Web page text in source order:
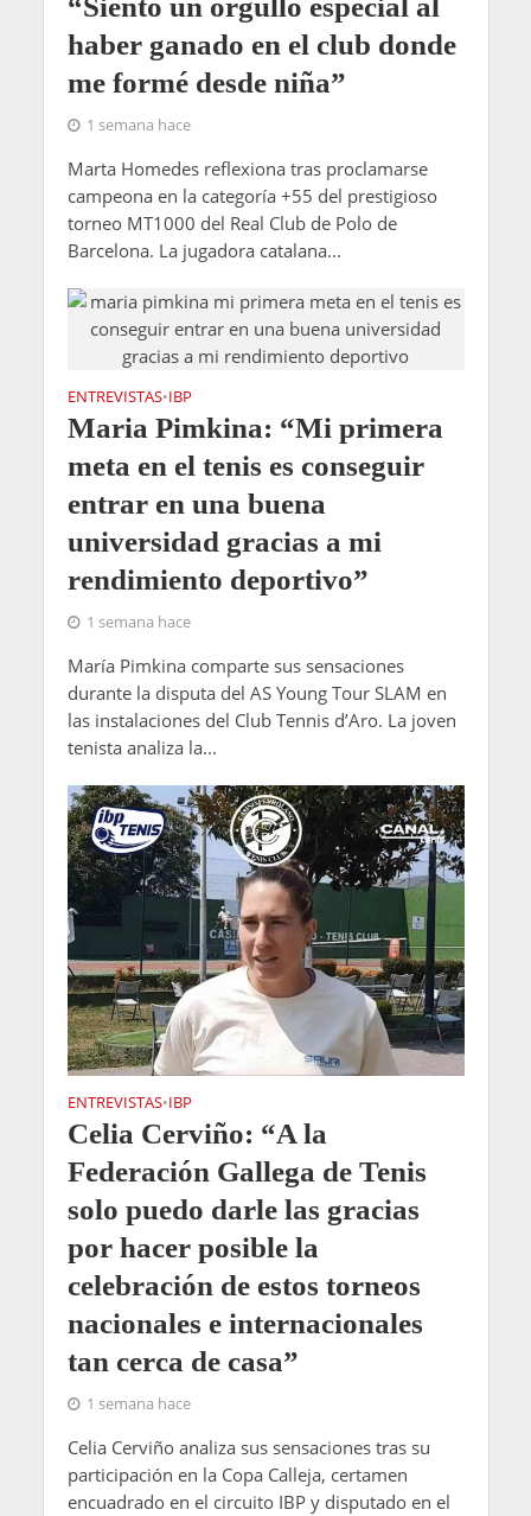
haber ganado en el club donde
me formé desde niña”
1 semana hace
Marta Homedes reflexiona tras proclamarse
campeona en la categoría +55 del prestigioso
torneo MT1000 del Real Club de Polo de
Barcelona. La jugadora catalana...
ENTREVISTAS•IBP
Maria Pimkina: “Mi primera
meta en el tenis es conseguir
entrar en una buena
universidad gracias a mi
rendimiento deportivo”
1 semana hace
María Pimkina comparte sus sensaciones
durante la disputa del AS Young Tour SLAM en
las instalaciones del Club Tennis d’Aro. La joven
tenista analiza la...
ENTREVISTAS•IBP
Celia Cerviño: “A la
Federación Gallega de Tenis
solo puedo darle las gracias
por hacer posible la
celebración de estos torneos
nacionales e internacionales
tan cerca de casa”
1 semana hace
Celia Cerviño analiza sus sensaciones tras su
participación en la Copa Calleja, certamen
encuadrado en el circuito IBP y disputado en el